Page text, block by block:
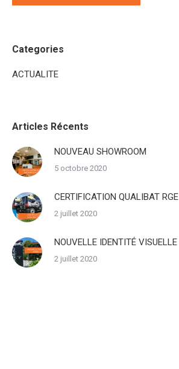
Categories
ACTUALITE
Articles Récents
NOUVEAU SHOWROOM
5 octobre 2020
CERTIFICATION QUALIBAT RGE
2 juillet 2020
NOUVELLE IDENTITÉ VISUELLE
2 juillet 2020